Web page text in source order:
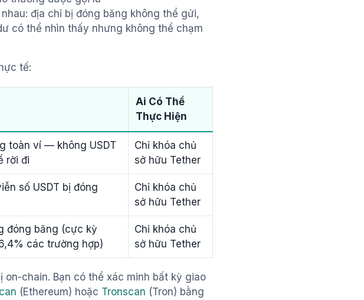
địa chỉ bị đóng băng không thể gửi,
có thể nhìn thấy nhưng không thể chạm
tế:
Ai Có Thể
Thực Hiện
toàn ví — không USDT
rời đi
Chỉ khóa chủ
sở hữu Tether
số USDT bị đóng
Chỉ khóa chủ
sở hữu Tether
đóng băng (cực kỳ
các trường hợp)
Chỉ khóa chủ
sở hữu Tether
chain. Bạn có thể xác minh bất kỳ giao
(Ethereum) hoặc Tronscan (Tron) bằng